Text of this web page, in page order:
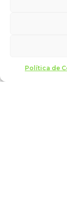
Política de
El futurista